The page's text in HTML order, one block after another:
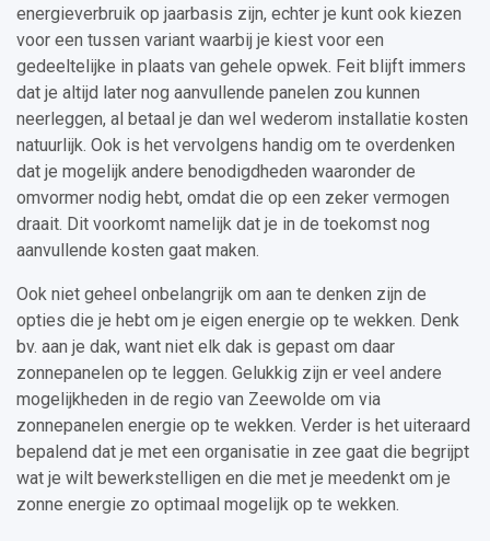
energieverbruik op jaarbasis zijn, echter je kunt ook kiezen
voor een tussen variant waarbij je kiest voor een
gedeeltelijke in plaats van gehele opwek. Feit blijft immers
dat je altijd later nog aanvullende panelen zou kunnen
neerleggen, al betaal je dan wel wederom installatie kosten
natuurlijk. Ook is het vervolgens handig om te overdenken
dat je mogelijk andere benodigdheden waaronder de
omvormer nodig hebt, omdat die op een zeker vermogen
draait. Dit voorkomt namelijk dat je in de toekomst nog
aanvullende kosten gaat maken.
Ook niet geheel onbelangrijk om aan te denken zijn de
opties die je hebt om je eigen energie op te wekken. Denk
bv. aan je dak, want niet elk dak is gepast om daar
zonnepanelen op te leggen. Gelukkig zijn er veel andere
mogelijkheden in de regio van Zeewolde om via
zonnepanelen energie op te wekken. Verder is het uiteraard
bepalend dat je met een organisatie in zee gaat die begrijpt
wat je wilt bewerkstelligen en die met je meedenkt om je
zonne energie zo optimaal mogelijk op te wekken.